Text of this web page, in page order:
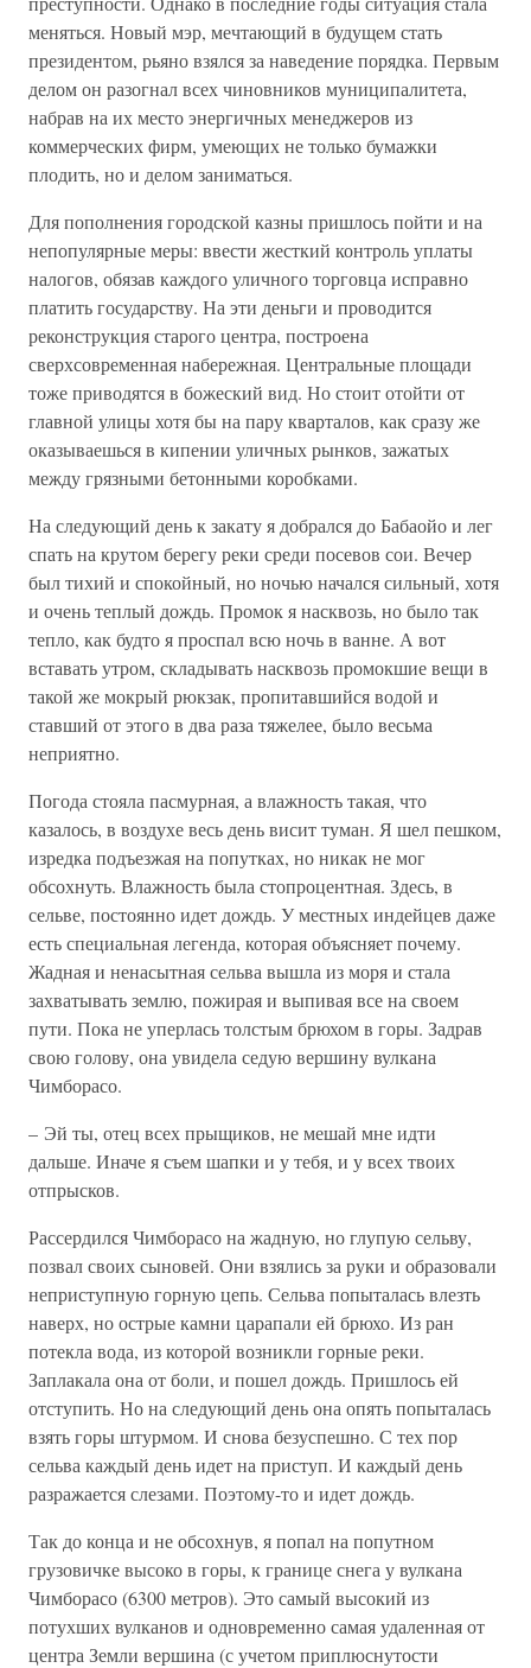
меняться. Новый мэр, мечтающий в будущем стать
президентом, рьяно взялся за наведение порядка. Первым
делом он разогнал всех чиновников муниципалитета,
набрав на их место энергичных менеджеров из
коммерческих фирм, умеющих не только бумажки
плодить, но и делом заниматься.
Для пополнения городской казны пришлось пойти и на
непопулярные меры: ввести жесткий контроль уплаты
налогов, обязав каждого уличного торговца исправно
платить государству. На эти деньги и проводится
реконструкция старого центра, построена
сверхсовременная набережная. Центральные площади
тоже приводятся в божеский вид. Но стоит отойти от
главной улицы хотя бы на пару кварталов, как сразу же
оказываешься в кипении уличных рынков, зажатых
между грязными бетонными коробками.
На следующий день к закату я добрался до Бабаойо и лег
спать на крутом берегу реки среди посевов сои. Вечер
был тихий и спокойный, но ночью начался сильный, хотя
и очень теплый дождь. Промок я насквозь, но было так
тепло, как будто я проспал всю ночь в ванне. А вот
вставать утром, складывать насквозь промокшие вещи в
такой же мокрый рюкзак, пропитавшийся водой и
ставший от этого в два раза тяжелее, было весьма
неприятно.
Погода стояла пасмурная, а влажность такая, что
казалось, в воздухе весь день висит туман. Я шел пешком,
изредка подъезжая на попутках, но никак не мог
обсохнуть. Влажность была стопроцентная. Здесь, в
сельве, постоянно идет дождь. У местных индейцев даже
есть специальная легенда, которая объясняет почему.
Жадная и ненасытная сельва вышла из моря и стала
захватывать землю, пожирая и выпивая все на своем
пути. Пока не уперлась толстым брюхом в горы. Задрав
свою голову, она увидела седую вершину вулкана
Чимборасо.
– Эй ты, отец всех прыщиков, не мешай мне идти
дальше. Иначе я съем шапки и у тебя, и у всех твоих
отпрысков.
Рассердился Чимборасо на жадную, но глупую сельву,
позвал своих сыновей. Они взялись за руки и образовали
неприступную горную цепь. Сельва попыталась влезть
наверх, но острые камни царапали ей брюхо. Из ран
потекла вода, из которой возникли горные реки.
Заплакала она от боли, и пошел дождь. Пришлось ей
отступить. Но на следующий день она опять попыталась
взять горы штурмом. И снова безуспешно. С тех пор
сельва каждый день идет на приступ. И каждый день
разражается слезами. Поэтому-то и идет дождь.
Так до конца и не обсохнув, я попал на попутном
грузовичке высоко в горы, к границе снега у вулкана
Чимборасо (6300 метров). Это самый высокий из
потухших вулканов и одновременно самая удаленная от
центра Земли вершина (с учетом приплюснутости